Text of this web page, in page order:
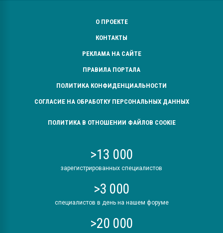
О ПРОЕКТЕ
КОНТАКТЫ
РЕКЛАМА НА САЙТЕ
ПРАВИЛА ПОРТАЛА
ПОЛИТИКА КОНФИДЕНЦИАЛЬНОСТИ
СОГЛАСИЕ НА ОБРАБОТКУ ПЕРСОНАЛЬНЫХ ДАННЫХ
ПОЛИТИКА В ОТНОШЕНИИ ФАЙЛОВ COOKIE
>13 000
зарегистрированных специалистов
>3 000
специалистов в день на нашем форуме
>20 000